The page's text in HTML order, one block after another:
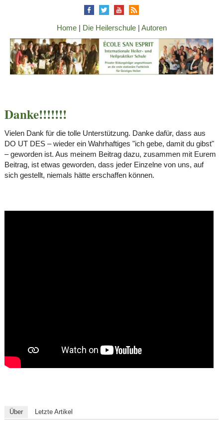
Home| Die Heilerschule| Autoren
Danke!!!!!!!
Vielen Dank für die tolle Unterstützung. Danke dafür, dass aus
DO UT DES – wieder ein Wahrhaftiges "ich gebe, damit du gibst"
– geworden ist. Aus meinem Beitrag dazu, zusammen mit Eurem
Beitrag, ist etwas geworden, dass jeder Einzelne von uns, auf
sich gestellt, niemals hätte erschaffen können.
Über Letzte Artikel